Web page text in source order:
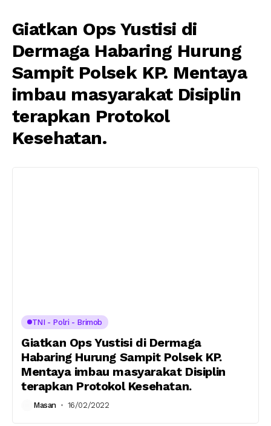
Giatkan Ops Yustisi di
Dermaga Habaring Hurung
Sampit Polsek KP. Mentaya
imbau masyarakat Disiplin
terapkan Protokol
Kesehatan.
TNI - Polri - Brimob
Giatkan Ops Yustisi di Dermaga
Habaring Hurung Sampit Polsek KP.
Mentaya imbau masyarakat Disiplin
terapkan Protokol Kesehatan.
Masan 16/02/2022